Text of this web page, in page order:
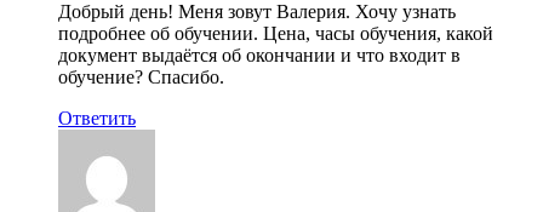
Добрый день! Меня зовут Валерия. Хочу узнать
подробнее об обучении. Цена, часы обучения, какой
документ выдаётся об окончании и что входит в
обучение? Спасибо.
Ответить